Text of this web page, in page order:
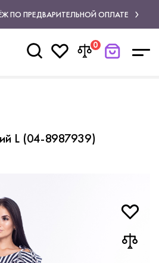
ПО ПРЕДВАРИТЕЛЬНОЙ ОПЛАТЕ
0
L (04-8987939)